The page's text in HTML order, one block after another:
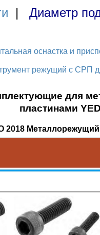
| Диаметр
оснастка и
режущий с СРП
для
пластинами
2018